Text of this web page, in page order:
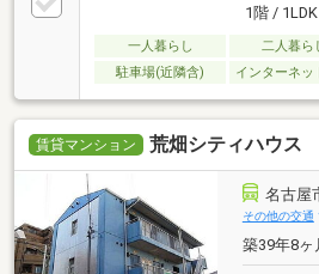
1階 /
一人暮らし 二人暮ら
駐車場(近隣含)
インターネッ
賃貸マンション 荒畑シティハウス
名古屋
その他の交通
築39年8ヶ